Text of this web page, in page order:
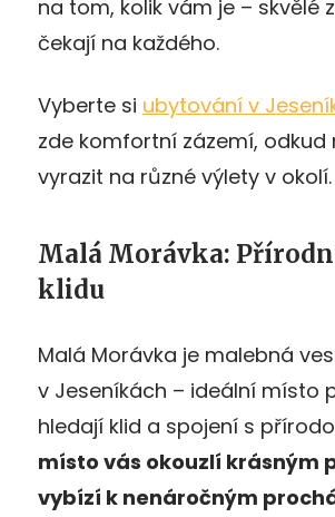
na tom, kolik vám je – skvělé
čekají na každého.
Vyberte si ubytování v
zde komfortní zázemí, odkud
vyrazit na různé výlety v okolí.
Malá Morávka:
klidu
Malá Morávka je malebná
v Jeseníkách – ideální místo
hledají klid a spojení s
místo vás okouzlí krásným
vybízí k nenáročným